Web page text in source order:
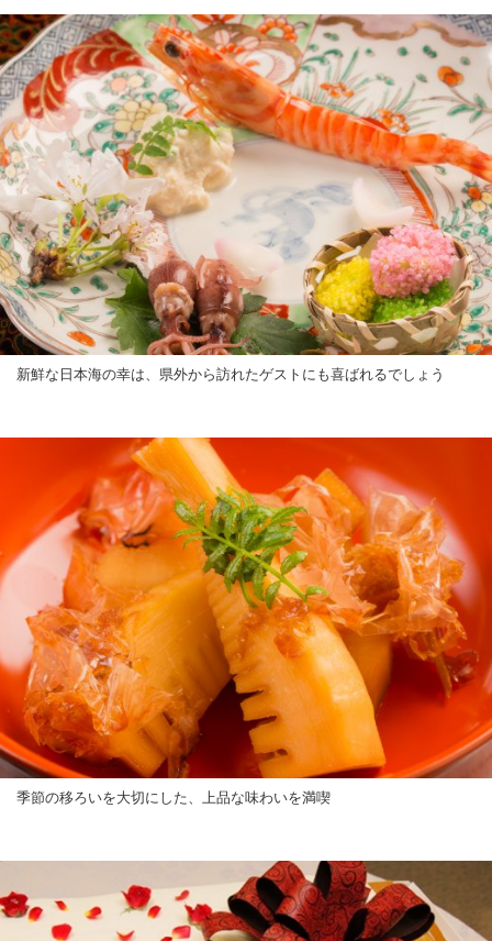
新鮮な日本海の幸は、県外から訪れたゲストにも喜ばれるでしょう
季節の移ろいを大切にした、上品な味わいを満喫